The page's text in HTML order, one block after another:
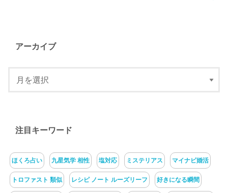
アーカイブ
注目キーワード
ほくろ占い 九星気学 相性 塩対応 ミステリアス マイナビ婚活
トロファスト 類似 レシピ ノート ルーズリーフ 好きになる瞬間